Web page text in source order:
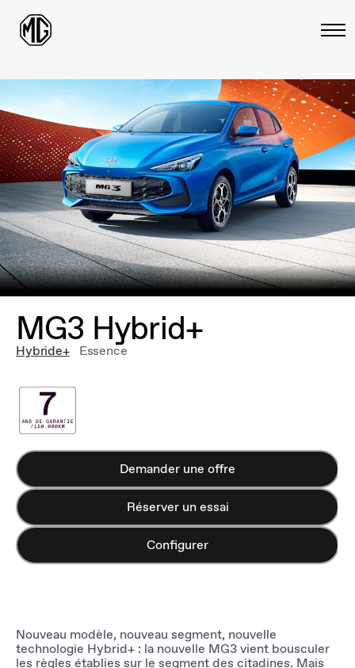
MG3 Hybrid+
Hybride+ Essence
Demander une offre
Réserver un essai​
Configurer
Nouveau modèle, nouveau segment, nouvelle
technologie Hybrid+ : la nouvelle MG3 vient bousculer
les règles établies sur le segment des citadines. Mais